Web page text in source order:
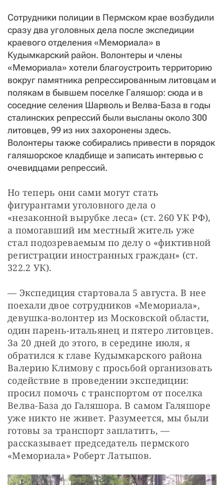
Сотрудники полиции в Пермском крае возбудили
сразу два уголовных дела после экспедиции
краевого отделения «Мемориала» в
Кудымкарский район. Волонтеры и члены
«Мемориала» хотели благоустроить территорию
вокруг памятника репрессированным литовцам и
полякам в бывшем поселке Галяшор: сюда и в
соседние селения Шарволь и Велва-База в годы
сталинских репрессий были высланы около 300
литовцев, 99 из них захоронены здесь.
Волонтеры также собирались привести в порядок
галяшорское кладбище и записать интервью с
очевидцами репрессий.
Но теперь они сами могут стать
фигурантами уголовного дела о
«незаконной вырубке леса» (ст. 260 УК РФ),
а помогавший им местный житель уже
стал подозреваемым по делу о «фиктивной
регистрации иностранных граждан» (ст.
322.2 УК).
— Экспедиция стартовала 5 августа. В нее
поехали двое сотрудников «Мемориала»,
девушка-волонтер из Московской области,
один парень-итальянец и пятеро литовцев.
За 20 дней до этого, в середине июля, я
обратился к главе Кудымкарского района
Валерию Климову с просьбой организовать
содействие в проведении экспедиции:
просил помочь с транспортом от поселка
Велва-База до Галяшора. В самом Галяшоре
уже никто не живет. Разумеется, мы были
готовы за транспорт заплатить, —
рассказывает председатель пермского
«Мемориала» Роберт Латыпов.